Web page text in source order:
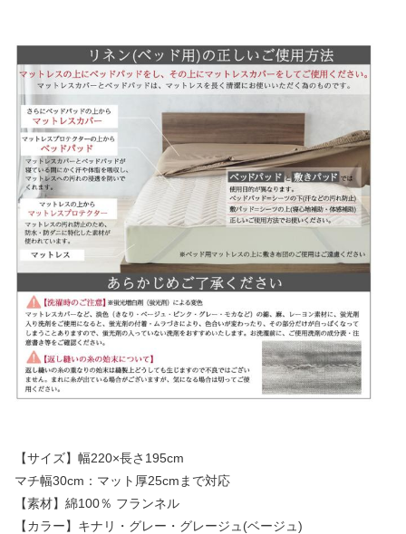
【サイズ】幅220×長さ195cm
マチ幅30cm：マット厚25cmまで対応
【素材】綿100％ フランネル
【カラー】キナリ・グレー・グレージュ(ベージュ)